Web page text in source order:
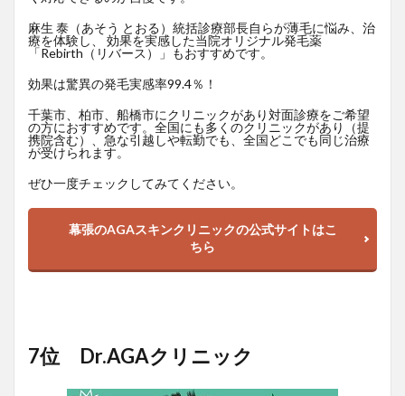
麻生 泰（あそう とおる）統括診療部長自らが薄毛に悩み、治
療を体験し、 効果を実感した当院オリジナル発毛薬
「Rebirth（リバース）」もおすすめです。
効果は驚異の発毛実感率99.4％！
千葉市、柏市、船橋市にクリニックがあり対面診療をご希望
の方におすすめです。全国にも多くのクリニックがあり（提
携院含む）、急な引越しや転勤でも、全国どこでも同じ治療
が受けられます。
ぜひ一度チェックしてみてください。
幕張のAGAスキンクリニックの公式サイトはこ
ちら
7位 Dr.AGAクリニック